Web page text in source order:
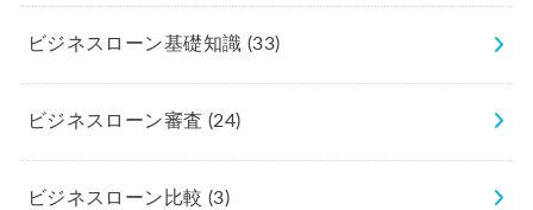
ビジネスローン基礎知識 (33)
ビジネスローン審査 (24)
ビジネスローン比較 (3)